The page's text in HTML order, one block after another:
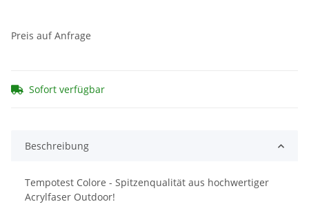
Preis auf Anfrage
Sofort verfügbar
Beschreibung
Tempotest Colore - Spitzenqualität aus hochwertiger
Acrylfaser Outdoor!